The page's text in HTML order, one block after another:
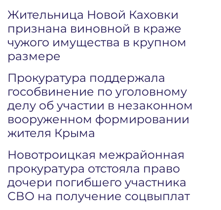
Жительница Новой Каховки
признана виновной в краже
чужого имущества в крупном
размере
Прокуратура поддержала
гособвинение по уголовному
делу об участии в незаконном
вооруженном формировании
жителя Крыма
Новотроицкая межрайонная
прокуратура отстояла право
дочери погибшего участника
СВО на получение соцвыплат